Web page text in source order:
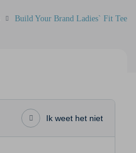
Build Your Brand Ladies` Fit Tee
Ik weet het niet